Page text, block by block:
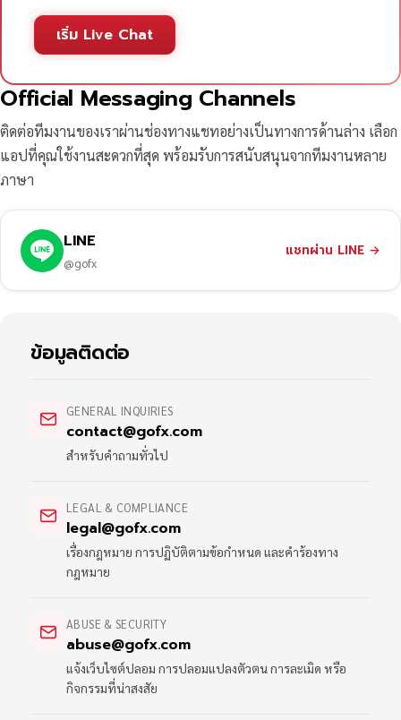
เริ่ม Live Chat
Official Messaging Channels
ติดต่อทีมงานของเราผ่านช่องทางแชทอย่างเป็นทางการด้านล่าง เลือก
แอปที่คุณใช้งานสะดวกที่สุด พร้อมรับการสนับสนุนจากทีมงานหลาย
ภาษา
LINE
@gofx
แชทผ่าน LINE →
ข้อมูลติดต่อ
GENERAL INQUIRIES
contact@gofx.com
สำหรับคำถามทั่วไป
LEGAL & COMPLIANCE
legal@gofx.com
เรื่องกฎหมาย การปฏิบัติตามข้อกำหนด และคำร้องทาง
กฎหมาย
ABUSE & SECURITY
abuse@gofx.com
แจ้งเว็บไซต์ปลอม การปลอมแปลงตัวตน การละเมิด หรือ
กิจกรรมที่น่าสงสัย